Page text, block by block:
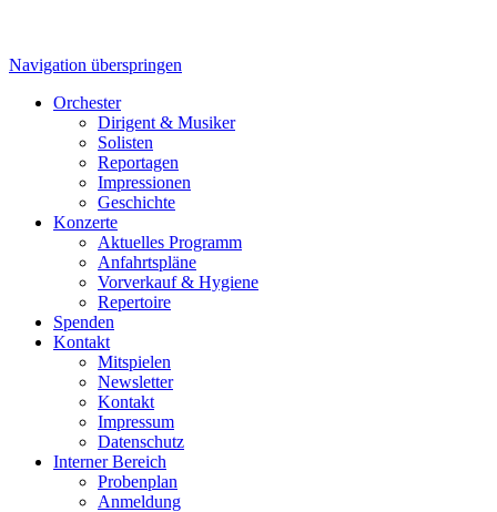
Navigation überspringen
Orchester
Dirigent & Musiker
Solisten
Reportagen
Impressionen
Geschichte
Konzerte
Aktuelles Programm
Anfahrtspläne
Vorverkauf & Hygiene
Repertoire
Spenden
Kontakt
Mitspielen
Newsletter
Kontakt
Impressum
Datenschutz
Interner Bereich
Probenplan
Anmeldung